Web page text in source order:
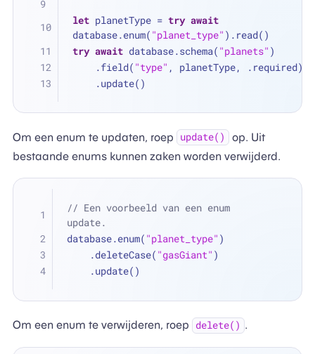
let planetType = try await
database.enum( "planet_type" ).read()
try await database.schema( "planets" )
    .field(
"type" , planetType, .required)
    .update()
Om een enum te updaten, roep update()
op. Uit
bestaande enums kunnen zaken worden verwijderd.
// Een voorbeeld van een enum
update.
database.enum( "planet_type" )
    .deleteCase(
"gasGiant" )
    .update()
Om een enum te verwijderen, roep delete() .